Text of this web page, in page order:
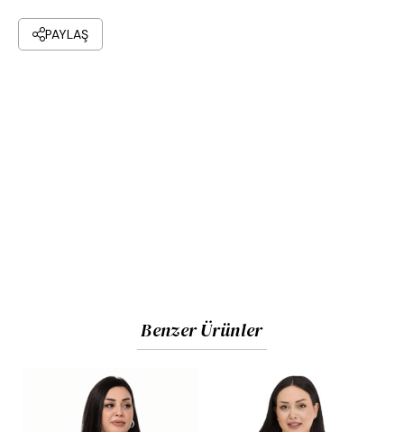
PAYLAŞ
Benzer Ürünler